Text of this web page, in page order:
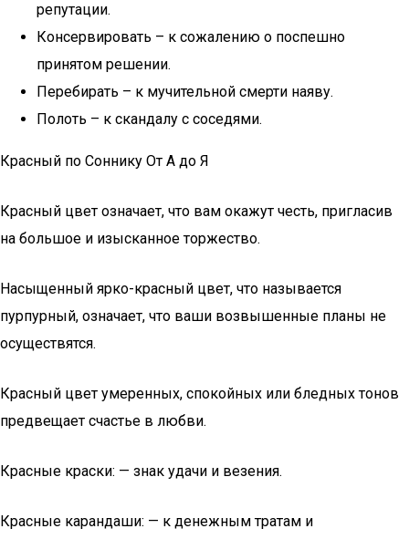
репутации.
Консервировать – к сожалению о поспешно
принятом решении.
Перебирать – к мучительной смерти наяву.
Полоть – к скандалу с соседями.
Красный по Соннику От А до Я
Красный цвет означает, что вам окажут честь, пригласив
на большое и изысканное торжество.
Насыщенный ярко-красный цвет, что называется
пурпурный, означает, что ваши возвышенные планы не
осуществятся.
Красный цвет умеренных, спокойных или бледных тонов
предвещает счастье в любви.
Красные краски: — знак удачи и везения.
Красные карандаши: — к денежным тратам и